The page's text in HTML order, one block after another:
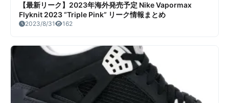
【最新リーク】2023年海外発売予定 Nike Vapormax
Flyknit 2023 “Triple Pink” リーク情報まとめ
2023/8/31 162